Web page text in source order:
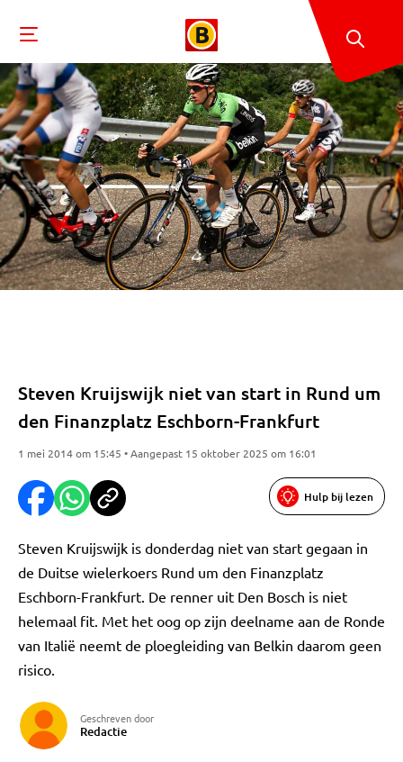
Steven Kruijswijk niet van start in Rund um
den Finanzplatz Eschborn-Frankfurt
1 mei 2014 om 15:45 • Aangepast 15 oktober 2025 om 16:01
Hulp bij lezen
Steven Kruijswijk is donderdag niet van start gegaan in
de Duitse wielerkoers Rund um den Finanzplatz
Eschborn-Frankfurt. De renner uit Den Bosch is niet
helemaal fit. Met het oog op zijn deelname aan de Ronde
van Italië neemt de ploegleiding van Belkin daarom geen
risico.
Geschreven door
Redactie